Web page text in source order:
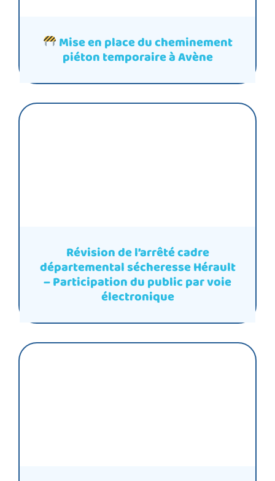
Mise en place du cheminement
piéton temporaire à Avène
Révision de l’arrêté cadre
départemental sécheresse Hérault
– Participation du public par voie
électronique